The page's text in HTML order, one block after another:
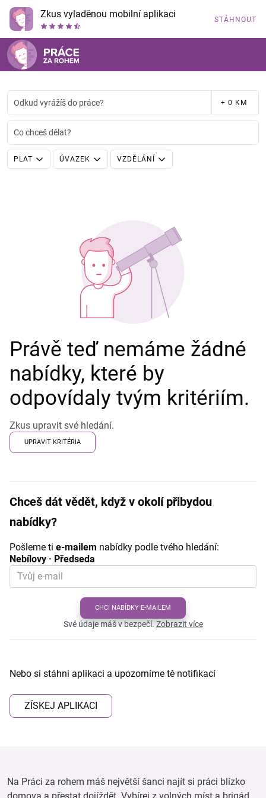
Zkus vyladěnou mobilní aplikaci STÁHNOUT
Odkud vyrážíš do práce? + 0 KM
Co chceš dělat?
PLAT ÚVAZEK VZDĚLÁNÍ
Právě teď nemáme žádné
nabídky, které by
odpovídaly tvým kritériím.
Zkus upravit své hledání.
UPRAVIT KRITÉRIA
Chceš dát vědět, když v okolí přibydou
nabídky?
Pošleme ti e-mailem nabídky podle tvého hledání:
Nebílovy · Předseda
CHCI NABÍDKY E-MAILEM
Své údaje máš v bezpečí.Zobrazit více
Nebo si stáhni aplikaci a upozorníme tě notifikací
ZÍSKEJ APLIKACI
Na Práci za rohem máš největší šanci najít si práci blízko
domova a přestat dojíždět. Vybírej z volných míst a brigád